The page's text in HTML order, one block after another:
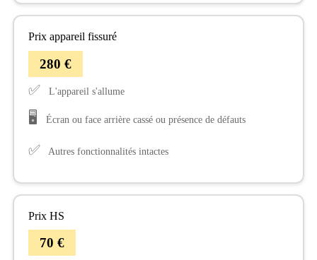
Prix appareil fissuré
280 €
✅ L'appareil s'allume
🖥️ Écran ou face arrière cassé ou présence de défauts
✅ Autres fonctionnalités intactes
Prix HS
70 €